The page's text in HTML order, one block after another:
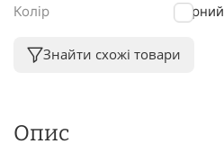
Колір
Чорний
Знайти схожі товари
Опис